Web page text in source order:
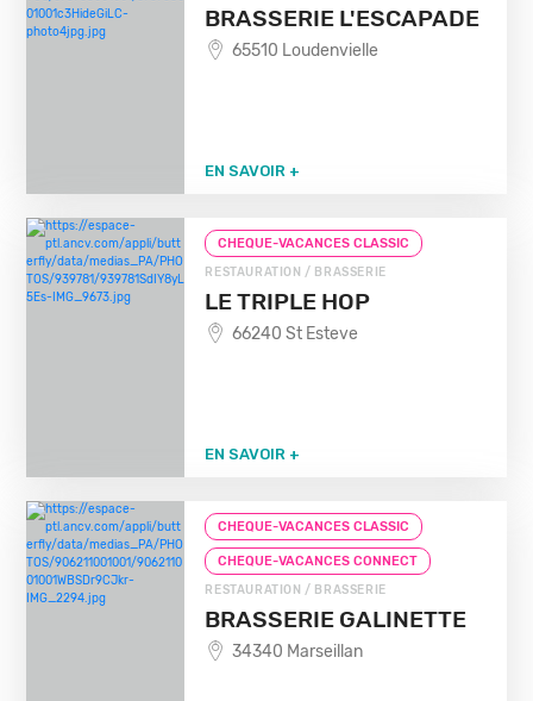
BRASSERIE L'ESCAPADE
65510 Loudenvielle
EN SAVOIR +
CHEQUE-VACANCES CLASSIC
RESTAURATION / BRASSERIE
LE TRIPLE HOP
66240 St Esteve
EN SAVOIR +
CHEQUE-VACANCES CLASSIC
CHEQUE-VACANCES CONNECT
RESTAURATION / BRASSERIE
BRASSERIE GALINETTE
34340 Marseillan